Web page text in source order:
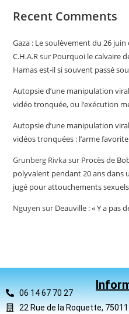
Recent Comments
Gaza : Le soulèvement du 26
C.H.A.Rsur Pourquoi le calvaire
Hamas est-il si souvent passé
Autopsie d’une manipulation
vidéo tronquée, ou l’exécution
Autopsie d’une manipulation
vidéos tronquées : l’arme
Grunberg Rivkasur Procès de
polyvalent pendant 20 ans dans
jugé pour attouchements
Nguyen sur Deauville : « Y a pas
06 14 67 70 27
22 Rue de la Roquette,